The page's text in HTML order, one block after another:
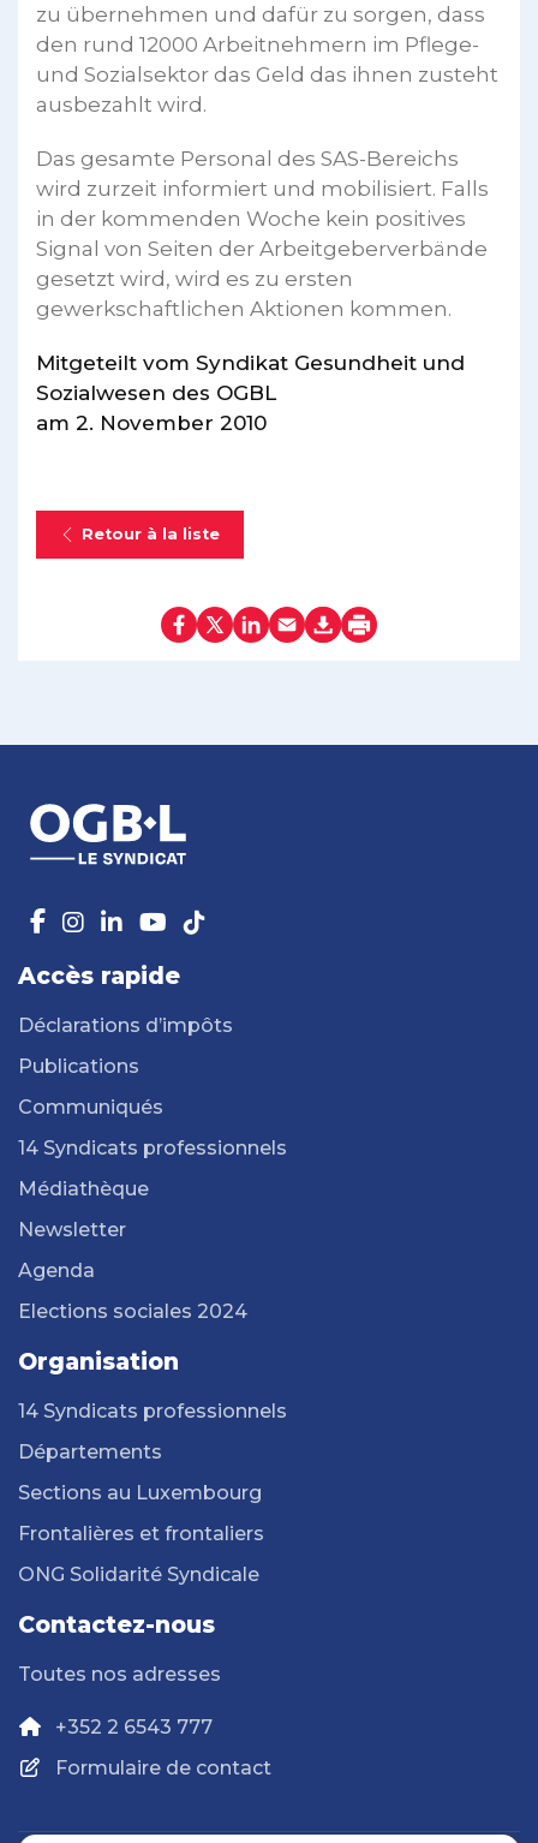
zu übernehmen und dafür zu sorgen, dass
den rund 12000 Arbeitnehmern im Pflege-
und Sozialsektor das Geld das ihnen zusteht
ausbezahlt wird.
Das gesamte Personal des SAS-Bereichs
wird zurzeit informiert und mobilisiert. Falls
in der kommenden Woche kein positives
Signal von Seiten der Arbeitgeberverbände
gesetzt wird, wird es zu ersten
gewerkschaftlichen Aktionen kommen.
Mitgeteilt vom Syndikat Gesundheit und
Sozialwesen des OGBL
am 2. November 2010
Retour à la liste
Accès rapide
Déclarations d’impôts
Publications
Communiqués
14 Syndicats professionnels
Médiathèque
Newsletter
Agenda
Elections sociales 2024
Organisation
14 Syndicats professionnels
Départements
Sections au Luxembourg
Frontalières et frontaliers
ONG Solidarité Syndicale
Contactez-nous
Toutes nos adresses
+352 2 6543 777
Formulaire de contact